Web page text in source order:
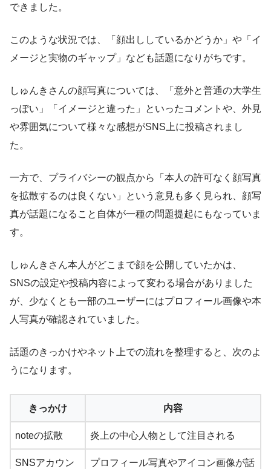
できました。
このような状況では、「顔出ししているかどうか」や「イ
メージと実物のギャップ」なども話題になりがちです。
しゅんきさんの顔写真については、「意外と普通の大学生
っぽい」「イメージと違った」といったコメントや、外見
や雰囲気について様々な感想がSNS上に投稿されまし
た。
一方で、プライバシーの観点から「本人の許可なく顔写真
を拡散するのは良くない」という意見も多く見られ、顔写
真が話題になること自体が一種の問題提起にもなっていま
す。
しゅんきさん本人がどこまで顔を公開していたかは、
SNSの設定や投稿内容によって変わる場合がありました
が、少なくとも一部のユーザーにはプロフィール画像や本
人写真が確認されていました。
話題のきっかけやネット上での流れを整理すると、次のよ
うになります。
きっかけ 内容
noteの拡散 炎上の中心人物として注目される
SNSアカウン
プロフィール写真やアイコン画像が話